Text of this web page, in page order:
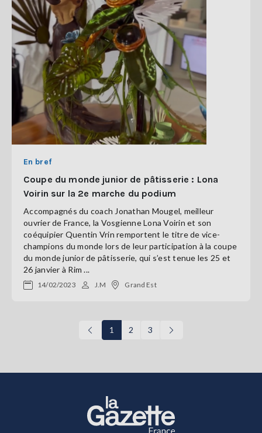
En bref
Coupe du monde junior de pâtisserie : Lona
Voirin sur la 2e marche du podium
Accompagnés du coach Jonathan Mougel, meilleur
ouvrier de France, la Vosgienne Lona Voirin et son
coéquipier Quentin Vrin remportent le titre de vice-
champions du monde lors de leur participation à la coupe
du monde junior de pâtisserie, qui s’est tenue les 25 et
26 janvier à Rim ...
14/02/2023 J.M Grand Est
1 2 3